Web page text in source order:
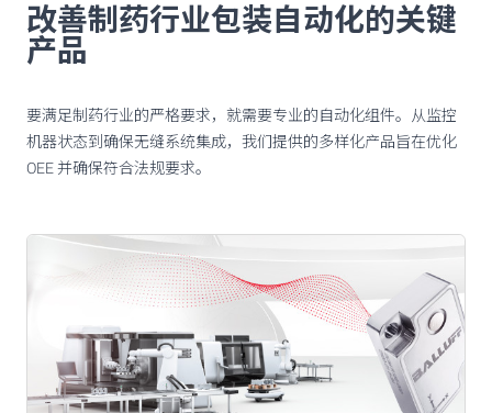
改善制药行业包装自动化的关键
产品
要满足制药行业的严格要求，就需要专业的自动化组件。从监控
机器状态到确保无缝系统集成，我们提供的多样化产品旨在优化
OEE 并确保符合法规要求。